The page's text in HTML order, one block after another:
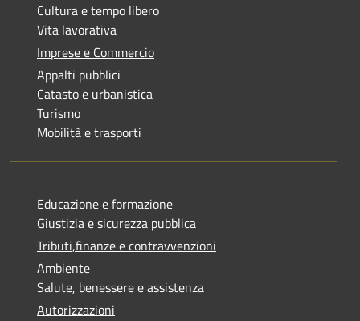
Cultura e tempo libero
Vita lavorativa
Imprese e Commercio
Appalti pubblici
Catasto e urbanistica
Turismo
Mobilità e trasporti
Educazione e formazione
Giustizia e sicurezza pubblica
Tributi,finanze e contravvenzioni
Ambiente
Salute, benessere e assistenza
Autorizzazioni